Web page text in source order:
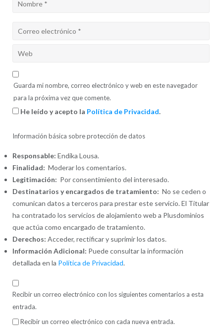
Guarda mi nombre, correo electrónico y web en este navegador
para la próxima vez que comente.
He leído y acepto la Política de Privacidad.
Información básica sobre protección de datos
Responsable: Endika Lousa.
Finalidad: Moderar los comentarios.
Legitimación: Por consentimiento del interesado.
Destinatarios y encargados de tratamiento: No se ceden o
comunican datos a terceros para prestar este servicio. El Titular
ha contratado los servicios de alojamiento web a Plusdominios
que actúa como encargado de tratamiento.
Derechos: Acceder, rectificar y suprimir los datos.
Información Adicional: Puede consultar la información
detallada en la Política de Privacidad.
Recibir un correo electrónico con los siguientes comentarios a esta
entrada.
Recibir un correo electrónico con cada nueva entrada.